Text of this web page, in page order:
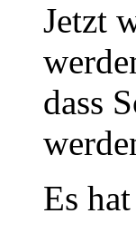
Jetzt
dass
Es